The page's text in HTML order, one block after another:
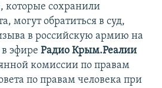
сохранили
могут обратиться в суд,
в российскую армию на
в эфире Радио Крым.Реалии
комиссии по правам
по правам человека при